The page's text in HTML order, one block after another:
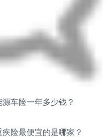
车险一年多少钱？
险最便宜的是哪家？